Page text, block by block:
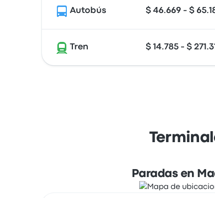
Autobús $ 46.669 - $
Tren $ 14.785 - $
Paradas en